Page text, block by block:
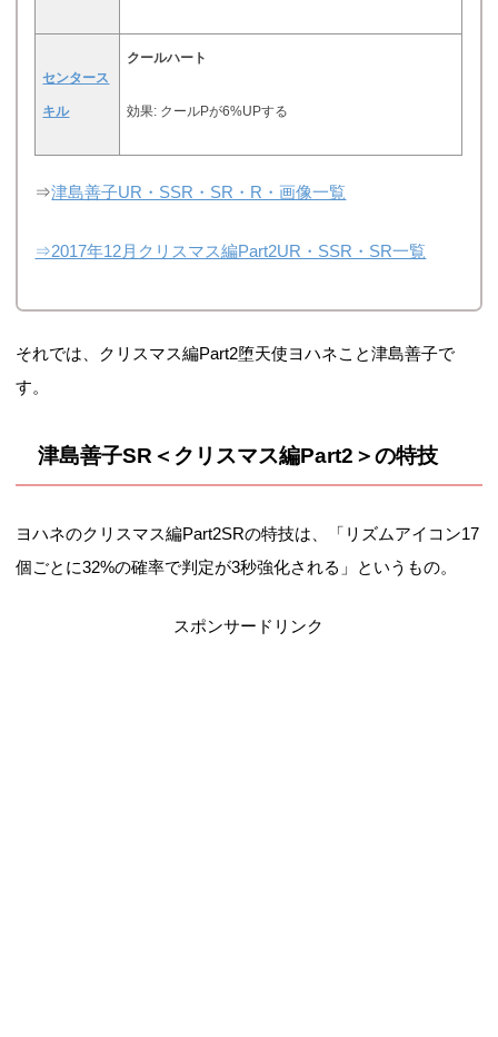
センタース
キル
クールハート
効果: クールPが6%UPする
⇒津島善子UR・SSR・SR・R・画像一覧
⇒2017年12月クリスマス編Part2UR・SSR・SR一覧
それでは、クリスマス編Part2堕天使ヨハネこと津島善子で
す。
津島善子SR＜クリスマス編Part2＞の特技
ヨハネのクリスマス編Part2SRの特技は、「リズムアイコン17
個ごとに32%の確率で判定が3秒強化される」というもの。
スポンサードリンク